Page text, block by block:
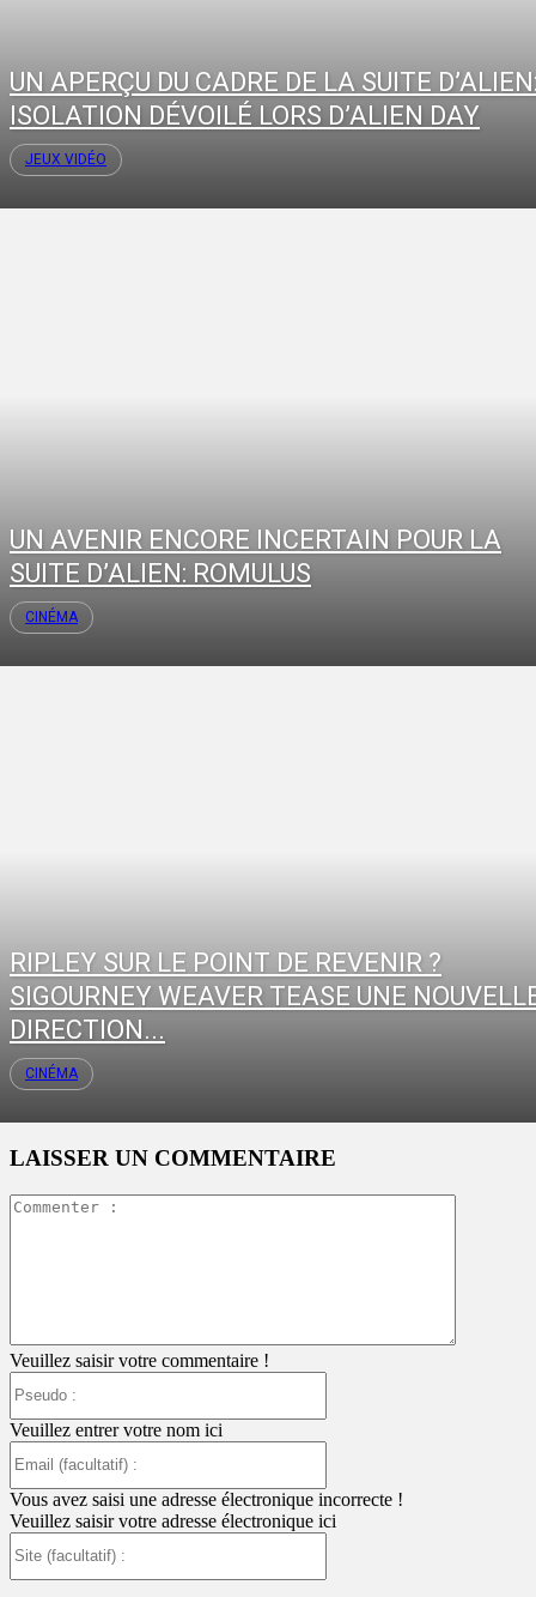
UN APERÇU DU CADRE DE LA SUITE
ISOLATION DÉVOILÉ LORS D’ALIEN DAY
JEUX VIDÉO
UN AVENIR ENCORE INCERTAIN POUR LA
SUITE D’ALIEN: ROMULUS
CINÉMA
RIPLEY SUR LE POINT DE REVENIR ?
SIGOURNEY WEAVER TEASE UNE
DIRECTION...
CINÉMA
LAISSER UN COMMENTAIRE
Veuillez saisir votre commentaire !
Veuillez entrer votre nom ici
:
Vous avez saisi une adresse électronique incorrecte !
Veuillez saisir votre adresse électronique ici
: